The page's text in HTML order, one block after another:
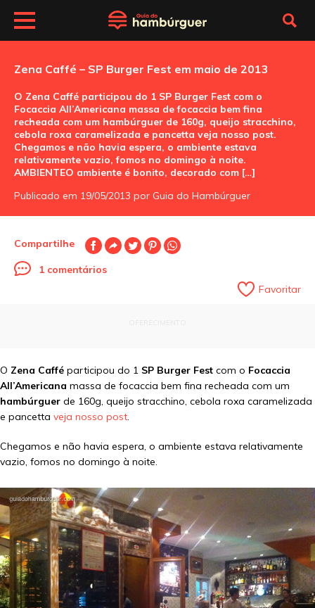
Zena Caffé – SP Burger Fest em maio de 2013
O Zena Caffé participou do 1 SP Burger Fest com o
Focaccia All’Americana massa de focaccia bem fina
recheada com um hambúrguer de 160g, queijo stracchino,
cebola roxa caramelizada e pancetta veja nosso post.
Chegamos e não havia espera, o ambiente estava
relativamente vazio, fomos no domingo à noite.
AMBIENTEO ambiente é bonito, decorado com […]
Publicado em 19/05/2013 por Guia do Hambúrguer
Compartilhe
1 comentários
Favoritar
O Zena Caffé participou do 1 SP Burger Fest com o Focaccia
All’Americana massa de focaccia bem fina recheada com um
hambúrguer de 160g, queijo stracchino, cebola roxa caramelizada
e pancetta veja nosso post.
Chegamos e não havia espera, o ambiente estava relativamente
vazio, fomos no domingo à noite.